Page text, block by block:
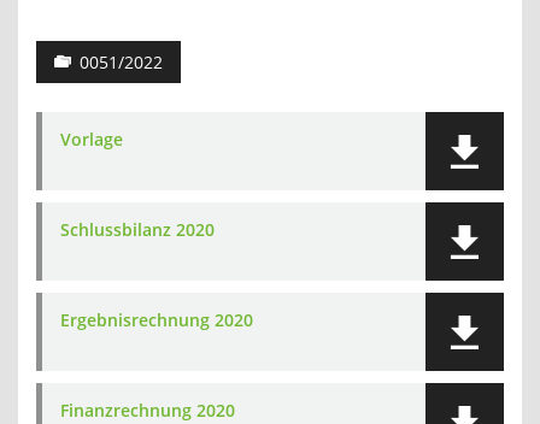
0051/2022
Vorlage
Schlussbilanz 2020
Ergebnisrechnung 2020
Finanzrechnung 2020